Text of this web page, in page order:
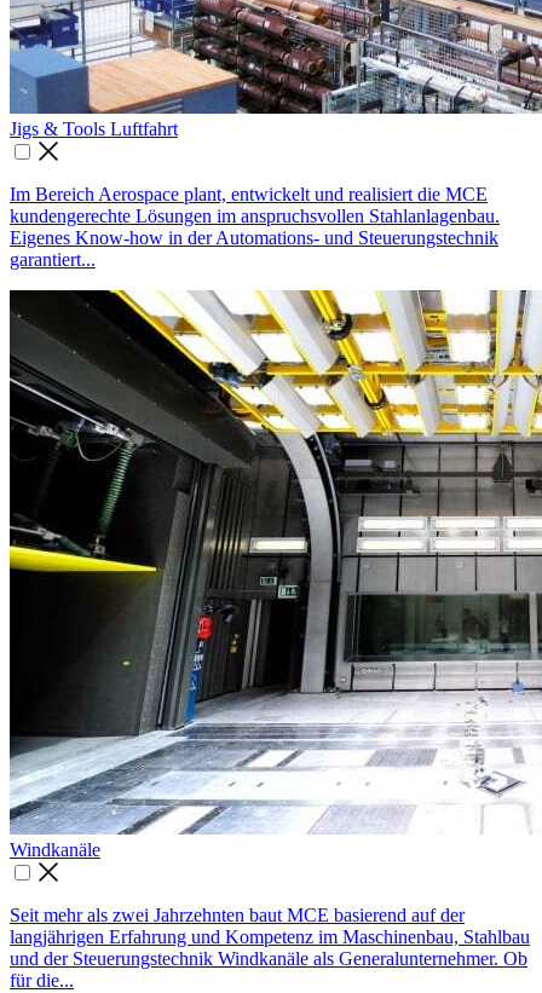
Jigs & Tools Luft­fahrt

Im Bereich Aerospace plant, entwickelt und realisiert die MCE
kundengerechte Lösungen im anspruchsvollen Stahlanlagenbau.
Eigenes Know-how in der Automations- und Steuerungstechnik
garantiert...
Wind­kanäle

Seit mehr als zwei Jahrzehnten baut MCE basierend auf der
langjährigen Erfahrung und Kompetenz im Maschinenbau, Stahlbau
und der Steuerungstechnik Windkanäle als Generalunternehmer. Ob
für die...